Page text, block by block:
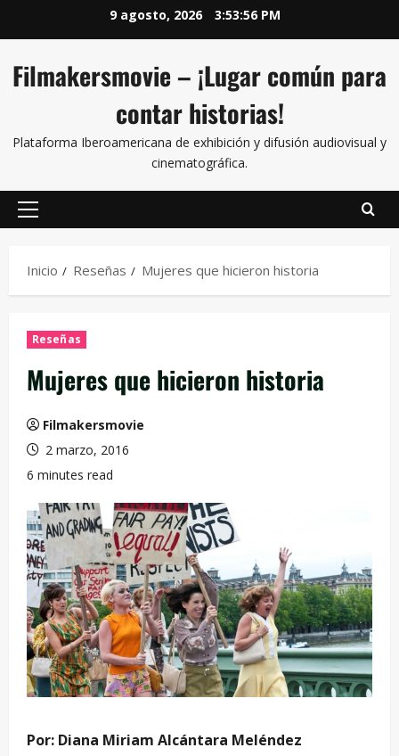
9 agosto, 2026 3:53:57 PM
Filmakersmovie – ¡Lugar común para
contar historias!
Plataforma Iberoamericana de exhibición y difusión audiovisual y
cinematográfica.
Inicio Reseñas Mujeres que hicieron historia
Reseñas
Mujeres que hicieron historia
Filmakersmovie
2 marzo, 2016
6 minutes read
Por: Diana Miriam Alcántara Meléndez